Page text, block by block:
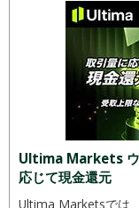
Ultima Markets ウ
応じて現金還元
Ultima Marketsでは